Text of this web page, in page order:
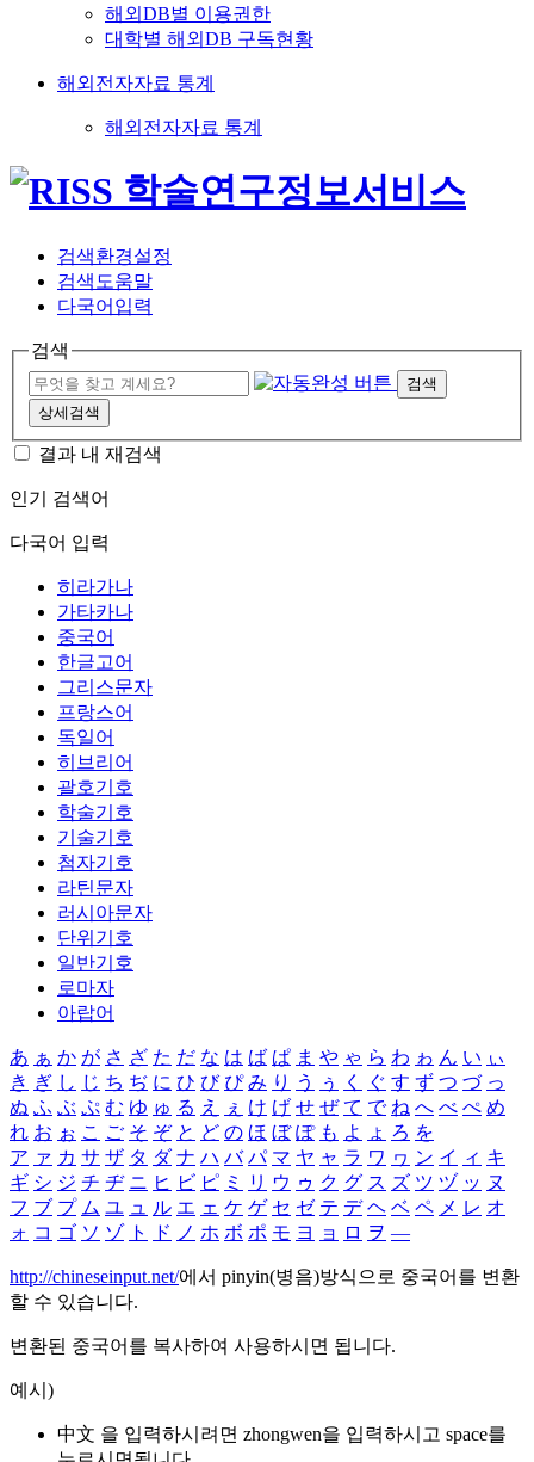
해외DB별 이용권한
대학별 해외DB 구독현황
해외전자자료 통계
해외전자자료 통계
검색환경설정
검색도움말
다국어입력
검색
검색
상세검색
결과 내 재검색
인기 검색어
다국어 입력
히라가나
가타카나
중국어
한글고어
그리스문자
프랑스어
독일어
히브리어
괄호기호
학술기호
기술기호
첨자기호
라틴문자
러시아문자
단위기호
일반기호
로마자
아랍어
あ ぁ か が さ ざ た だ な は ば ぱ ま や ゃ ら わ ゎ ん い ぃ
き ぎ し じ ち ぢ に ひ び ぴ み り う ぅ く ぐ す ず つ づ っ
ぬ ふ ぶ ぷ む ゆ ゅ る え ぇ け げ せ ぜ て で ね へ べ ぺ め
れ お ぉ こ ご そ ぞ と ど の ほ ぼ ぽ も よ ょ ろ を
ア ァ カ サ ザ タ ダ ナ ハ バ パ マ ヤ ャ ラ ワ ヮ ン イ ィ キ
ギ シ ジ チ ヂ ニ ヒ ビ ピ ミ リ ウ ゥ ク グ ス ズ ツ ヅ ッ ヌ
フ ブ プ ム ユ ュ ル エ ェ ケ ゲ セ ゼ テ デ ヘ ベ ペ メ レ オ
ォ コ ゴ ソ ゾ ト ド ノ ホ ボ ポ モ ヨ ョ ロ ヲ ―
http://chineseinput.net/에서 pinyin(병음)방식으로 중국어를 변환
할 수 있습니다.
변환된 중국어를 복사하여 사용하시면 됩니다.
예시)
中文 을 입력하시려면 zhongwen을 입력하시고 space를